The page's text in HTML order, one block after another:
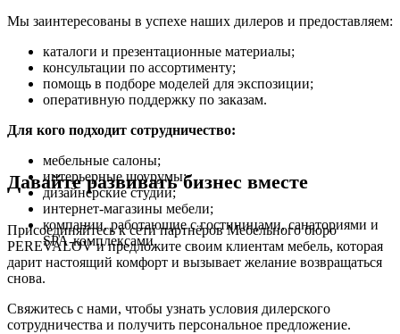
Мы заинтересованы в успехе наших дилеров и предоставляем:
каталоги и презентационные материалы;
консультации по ассортименту;
помощь в подборе моделей для экспозиции;
оперативную поддержку по заказам.
Для кого подходит сотрудничество:
мебельные салоны;
интерьерные шоурумы;
дизайнерские студии;
интернет-магазины мебели;
компании, работающие с гостиницами, санаториями и
SPA-комплексами.
Давайте развивать бизнес вместе
Присоединяйтесь к сети партнёров Мебельного бюро
PEREVALOV и предложите своим клиентам мебель, которая
дарит настоящий комфорт и вызывает желание возвращаться
снова.
Свяжитесь с нами, чтобы узнать условия дилерского
сотрудничества и получить персональное предложение.